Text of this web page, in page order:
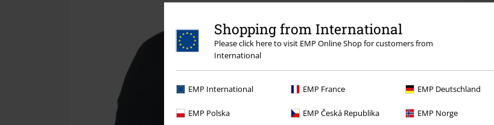
Shopping from International
Please click here to visit EMP Online Shop for customers from
International
EMP International EMP France EMP Deutschland
EMP Polska EMP Česká Republika EMP Norge